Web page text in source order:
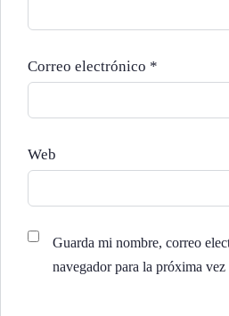
Correo electrónico *
Web
Guarda mi nombre, correo
navegador para la próxima vez